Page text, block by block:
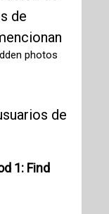
de
photos
de
1: Find